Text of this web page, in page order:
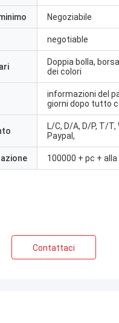
Negoziabile
negotiable
Doppia bolla,
dei colori
informazioni del
giorni dopo tutto
L/C, D/A, D/P, T/
Paypal,
100000 + pc +
Contattaci